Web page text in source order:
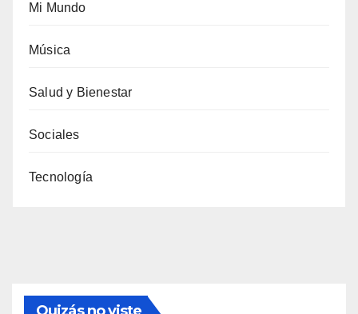
Mi Mundo
Música
Salud y Bienestar
Sociales
Tecnología